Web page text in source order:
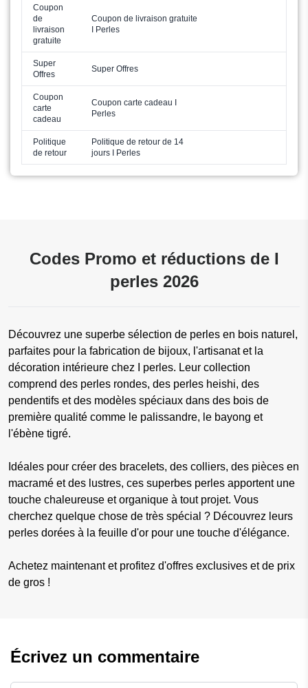
Coupon
de
livraison
gratuite
Coupon de livraison gratuite
I Perles
Super
Offres
Super Offres
Coupon
carte
cadeau
Coupon carte cadeau I
Perles
Politique
de retour
Politique de retour de 14
jours I Perles
Codes Promo et réductions de I
perles 2026
Découvrez une superbe sélection de perles en bois naturel,
parfaites pour la fabrication de bijoux, l'artisanat et la
décoration intérieure chez I perles. Leur collection
comprend des perles rondes, des perles heishi, des
pendentifs et des modèles spéciaux dans des bois de
première qualité comme le palissandre, le bayong et
l'ébène tigré.
Idéales pour créer des bracelets, des colliers, des pièces en
macramé et des lustres, ces superbes perles apportent une
touche chaleureuse et organique à tout projet. Vous
cherchez quelque chose de très spécial ? Découvrez leurs
perles dorées à la feuille d'or pour une touche d'élégance.
Achetez maintenant et profitez d'offres exclusives et de prix
de gros !
Écrivez un commentaire